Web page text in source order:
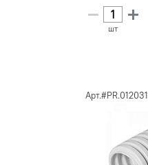
шт
Арт.#PR.012031